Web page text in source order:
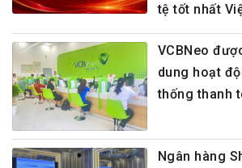
tệ tốt nhất
VCBNeo
dung hoạt
thống thanh
Ngân hàng